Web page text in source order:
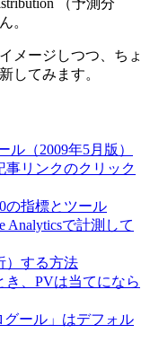
。
メージしつつ、ちょ
してみます。
ル（2009年5月版）
事リンクのクリック
の指標とツール
Analyticsで計測して
）する方法
、PVは当てになら
グール」はデフォル